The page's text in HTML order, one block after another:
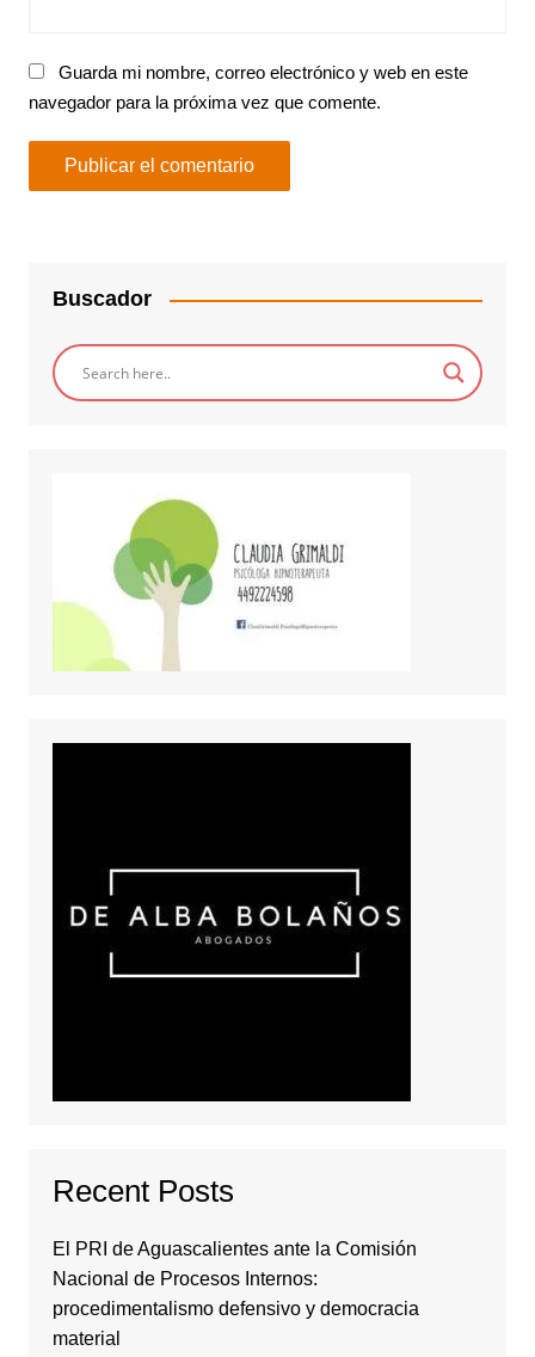
Guarda mi nombre, correo electrónico y web en este
navegador para la próxima vez que comente.
Buscador
Recent Posts
El PRI de Aguascalientes ante la Comisión
Nacional de Procesos Internos:
procedimentalismo defensivo y democracia
material